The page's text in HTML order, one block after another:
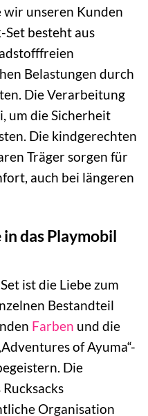
unseren Kunden
Set besteht aus
Belastungen durch
Die Verarbeitung
um die Sicherheit
Die kindgerechten
Träger sorgen für
auch bei längeren
das Playmobil
ist die Liebe zum
Bestandteil
Farben und die
of Ayuma“-
Die
Organisation